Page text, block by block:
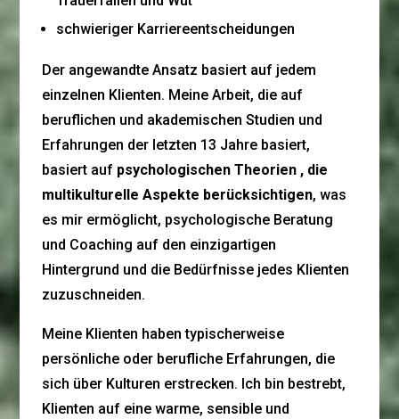
schwieriger Karriereentscheidungen
Der angewandte Ansatz basiert auf jedem
einzelnen Klienten. Meine Arbeit, die auf
beruflichen und akademischen Studien und
Erfahrungen der letzten 13 Jahre basiert,
basiert auf psychologischen Theorien , die
multikulturelle Aspekte berücksichtigen, was
es mir ermöglicht, psychologische Beratung
und Coaching auf den einzigartigen
Hintergrund und die Bedürfnisse jedes Klienten
zuzuschneiden.
Meine Klienten haben typischerweise
persönliche oder berufliche Erfahrungen, die
sich über Kulturen erstrecken. Ich bin bestrebt,
Klienten auf eine warme, sensible und